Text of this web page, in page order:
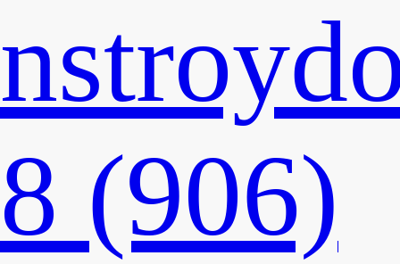
8 (906)